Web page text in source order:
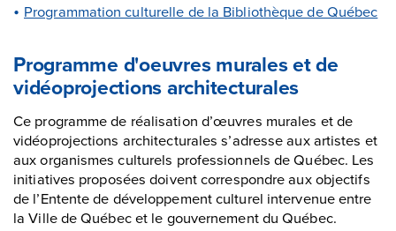
Programmation culturelle de la Bibliothèque de Québec
Programme d'oeuvres murales et de
vidéoprojections architecturales
Ce programme de réalisation d’œuvres murales et de
vidéoprojections architecturales s’adresse aux artistes et
aux organismes culturels professionnels de Québec. Les
initiatives proposées doivent correspondre aux objectifs
de l’Entente de développement culturel intervenue entre
la Ville de Québec et le gouvernement du Québec.